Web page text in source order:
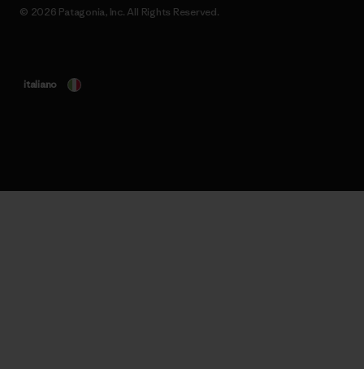
© 2026 Patagonia, Inc. All Rights Reserved.
italiano